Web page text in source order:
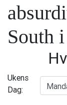
South
Ukens
Dag: